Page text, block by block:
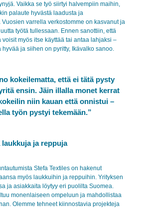
Vaikka se työ siirtyi halvempiin maihin,
palaute hyvästä laadusta ja
varrella verkostomme on kasvanut ja
työtä tullessaan. Ennen sanottiin, että
voisit myös itse käyttää tai antaa lahjaksi –
ja siihen on pyritty, Ikävalko sanoo.
kokeilematta, että ei tätä pysty
ensin. Jäin illalla monet kerrat
niin kauan että onnistui –
työn pystyi tekemään.”
ja reppuja
Stefa Textiles on hakenut
myös laukkuihin ja reppuihin. Yrityksen
ja asiakkaita löytyy eri puolilta Suomea.
monenlaiseen ompeluun ja mahdollistaa
Olemme tehneet kiinnostavia projekteja